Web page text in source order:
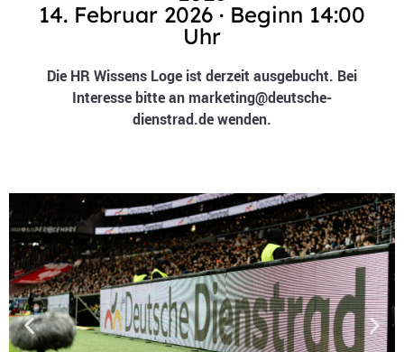
14. Februar 2026 · Beginn 14:00
Uhr
Die HR Wissens Loge ist derzeit ausgebucht. Bei
Interesse bitte an marketing@deutsche-
dienstrad.de wenden.